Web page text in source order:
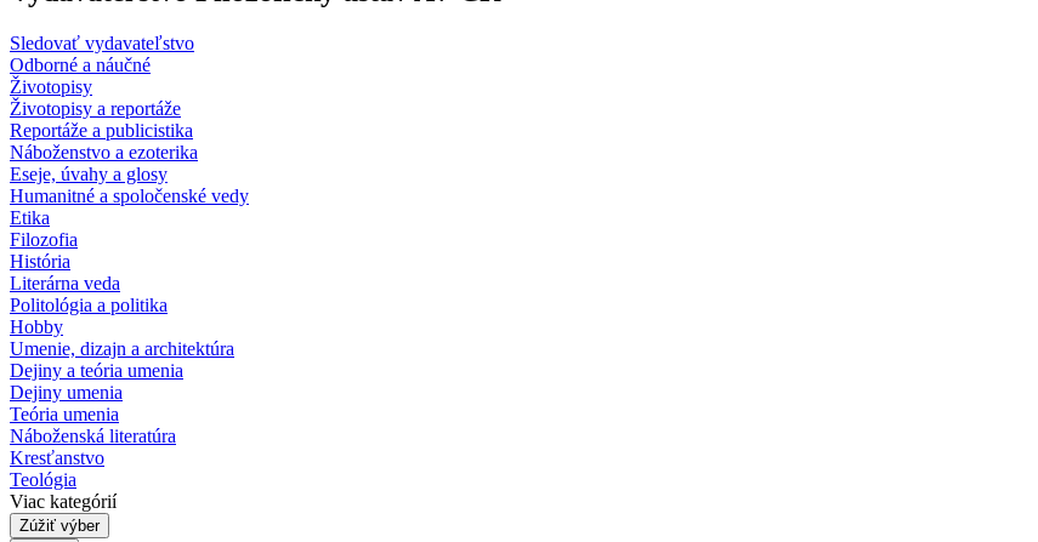
Sledovať vydavateľstvo
Odborné a náučné
Životopisy
Životopisy a reportáže
Reportáže a publicistika
Náboženstvo a ezoterika
Eseje, úvahy a glosy
Humanitné a spoločenské vedy
Etika
Filozofia
História
Literárna veda
Politológia a politika
Hobby
Umenie, dizajn a architektúra
Dejiny a teória umenia
Dejiny umenia
Teória umenia
Náboženská literatúra
Kresťanstvo
Teológia
Viac kategórií
Zúžiť výber